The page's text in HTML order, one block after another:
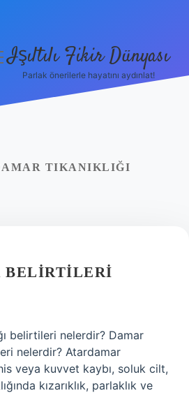
Işıltılı Fikir Dünyası
Parlak önerilerle hayatını aydınlat!
TIKANIKLIĞI
BELIRTILERI
belirtileri nelerdir? Damar
nelerdir? Atardamar
his veya kuvvet kaybı, soluk cilt,
kızarıklık, parlaklık ve